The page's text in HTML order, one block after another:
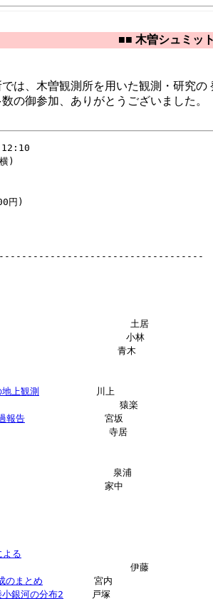
■■ 木曽シュミッ
は、木曽観測所を用いた観測・研究
の御参加、ありがとうございました。
)
円)
土居
小林
青木
上観測
          川上
猿楽
報告
              宮坂
寺居
泉浦
家中
る
                       伊藤
のまとめ
         宮内
銀河の分布2
     戸塚